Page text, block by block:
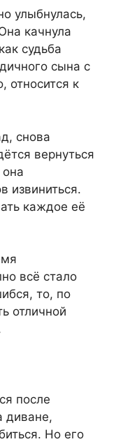
улыбнулась,
качнула
судьба
сына с
относится к
снова
вернуться
извиниться.
каждое её
всё стало
то, по
отличной
после
диване,
Но его